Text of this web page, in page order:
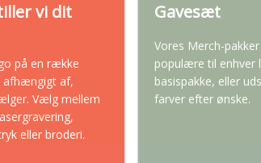
vi dit
på en række
afhængigt af,
Vælg mellem
eller broderi.
Gavesæt
Vores Merch-
populære til enhver
basispakke, eller
farver efter ønske.